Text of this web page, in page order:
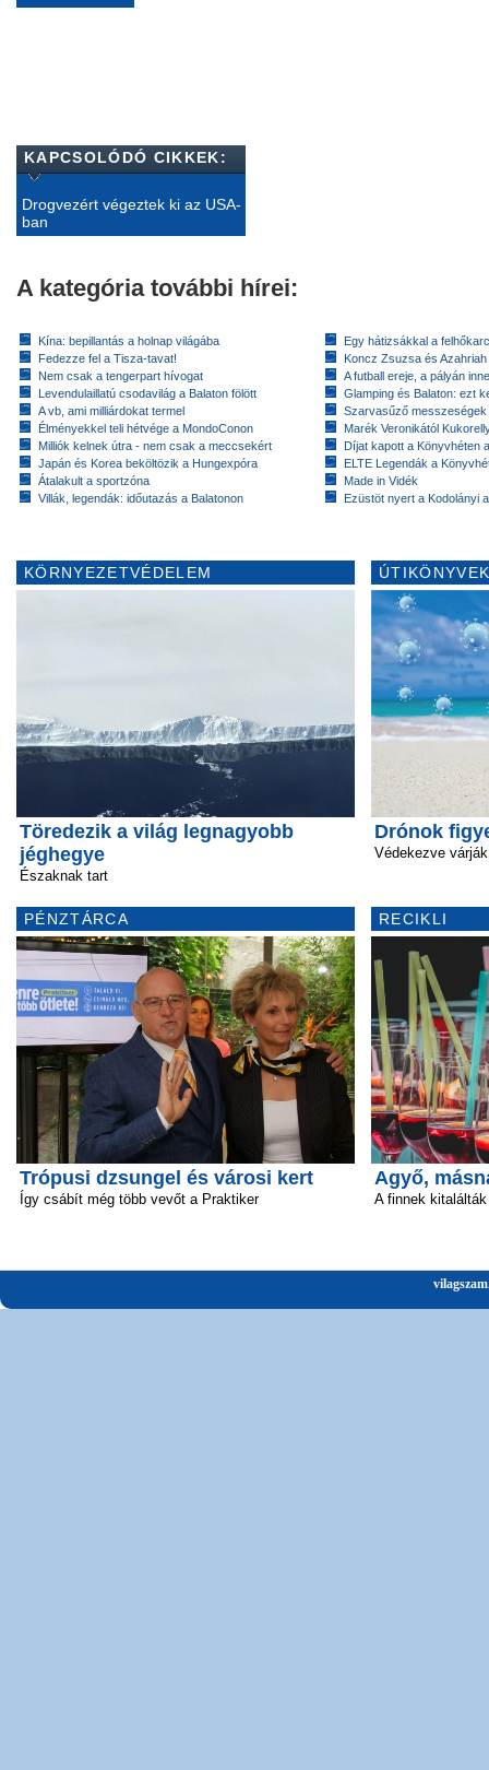
KAPCSOLÓDÓ CIKKEK:
Drogvezért végeztek ki az USA-
ban
A kategória további hírei:
Kína: bepillantás a holnap világába
Fedezze fel a Tisza-tavat!
Nem csak a tengerpart hívogat
Levendulaillatú csodavilág a Balaton fölött
A vb, ami milliárdokat termel
Élményekkel teli hétvége a MondoConon
Milliók kelnek útra - nem csak a meccsekért
Japán és Korea beköltözik a Hungexpóra
Átalakult a sportzóna
Villák, legendák: időutazás a Balatonon
Egy hátizsákkal a
Koncz Zsuzsa és
A futball ereje, a pályán
Glamping és Balaton: ezt
Szarvasűző messzeségek
Marék Veronikától
Díjat kapott a Könyvhéten
ELTE Legendák a
Made in Vidék
Ezüstöt nyert a Kodolányi
KÖRNYEZETVÉDELEM
Töredezik a világ legnagyobb
jéghegye
Északnak tart
PÉNZTÁRCA
Trópusi dzsungel és városi kert
Így csábít még több vevőt a Praktiker
Drónok
Védekezve
RECIKLI
Agyő,
A finnek kitalálták